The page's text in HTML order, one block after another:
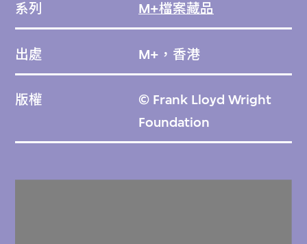
系列 M+檔案藏品
出處 M+，香港
版權
© Frank Lloyd Wright
Foundation